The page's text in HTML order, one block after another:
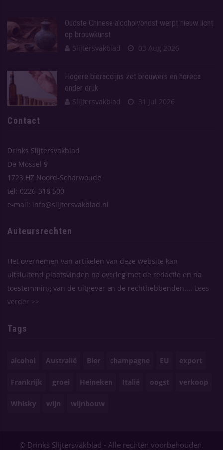
Oudste Chinese alcoholvondst werpt nieuw licht
op brouwkunst
Slijtersvakblad
03 Aug 2026
Hogere bieraccijns zet brouwers en horeca
onder druk
Slijtersvakblad
31 Jul 2026
Contact
Drinks Slijtersvakblad
De Mossel 9
1723 HZ Noord-Scharwoude
tel: 0226-318 500
e-mail: info@slijtersvakblad.nl
Auteursrechten
Het overnemen van artikelen van deze website kan
uitsluitend plaatsvinden na overleg met de redactie en na
toestemming van de uitgever en de rechthebbenden....
Lees
verder >>
Tags
alcohol Australië Bier champagne EU export
Frankrijk groei Heineken Italië oogst verkoop
Whisky wijn wijnbouw
© Drinks Slijtersvakblad - Alle rechten voorbehouden.